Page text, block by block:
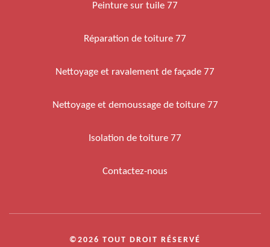
Peinture sur tuile 77
Réparation de toiture 77
Nettoyage et ravalement de façade 77
Nettoyage et demoussage de toiture 77
Isolation de toiture 77
Contactez-nous
©2026 TOUT DROIT RÉSERVÉ